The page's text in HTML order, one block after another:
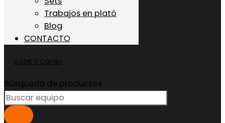
Trabajos en plató
Blog
CONTACTO
0,00€ 0 Carrito
Búsqueda de productos